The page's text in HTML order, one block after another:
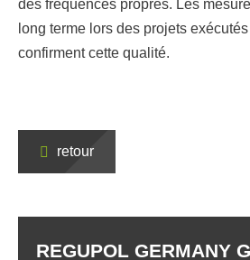
des fréquences propres. Les
long terme lors des projets
confirment cette qualité.
retour
REGUPOL GERMANY